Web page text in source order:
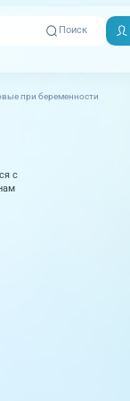
Поиск
при беременности
с